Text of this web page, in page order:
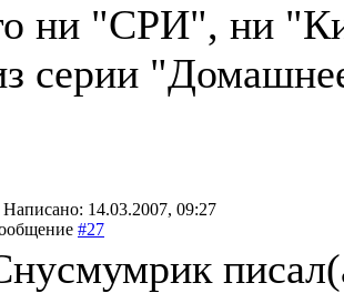
ни "СРИ", ни
серии
Написано: 14.03.2007, 09:27
#27